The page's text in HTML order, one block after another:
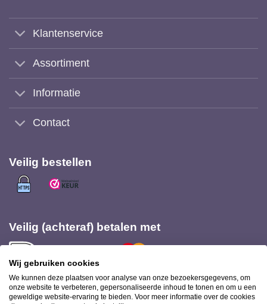
Klantenservice
Assortiment
Informatie
Contact
Veilig bestellen
Veilig (achteraf) betalen met
Bezorging met
Wij gebruiken cookies
We kunnen deze plaatsen voor analyse van onze bezoekersgegevens, om
onze website te verbeteren, gepersonaliseerde inhoud te tonen en om u een
geweldige website-ervaring te bieden. Voor meer informatie over de cookies